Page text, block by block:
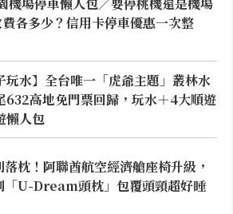
各多少？信用卡停車優惠一次整
玩水】全台唯一「虎爺主題」叢林水
632高地免門票回歸，玩水＋4大順遊
懶人包
枕！阿聯酋航空經濟艙座椅升級，
「U-Dream頭枕」包覆頭頸超好睡